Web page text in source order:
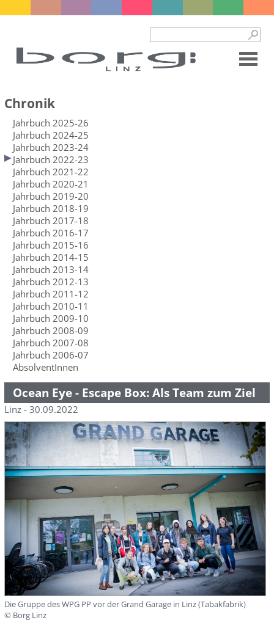
Chronik
Jahrbuch 2025-26
Jahrbuch 2024-25
Jahrbuch 2023-24
Jahrbuch 2022-23
Jahrbuch 2021-22
Jahrbuch 2020-21
Jahrbuch 2019-20
Jahrbuch 2018-19
Jahrbuch 2017-18
Jahrbuch 2016-17
Jahrbuch 2015-16
Jahrbuch 2014-15
Jahrbuch 2013-14
Jahrbuch 2012-13
Jahrbuch 2011-12
Jahrbuch 2010-11
Jahrbuch 2009-10
Jahrbuch 2008-09
Jahrbuch 2007-08
Jahrbuch 2006-07
AbsolventInnen
Ocean Eye - Escape Box: Als Team zum Ziel
Linz - 30.09.2022
Die Gruppe des WPG PP vor der Grand Garage in Linz (Tabakfabrik)
© Borg Linz